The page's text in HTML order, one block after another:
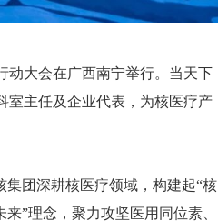
动大会在广西南宁举行。当天下
室主任及企业代表，为核医疗产
团深耕核医疗领域，构建起“核
”理念，聚力攻坚医用同位素、